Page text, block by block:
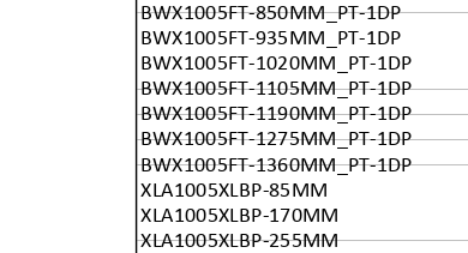
BWX1005FT-850MM_PT-1DP
BWX1005FT-935MM_PT-1DP
BWX1005FT-1020MM_PT-1DP
BWX1005FT-1105MM_PT-1DP
BWX1005FT-1190MM_PT-1DP
BWX1005FT-1275MM_PT-1DP
BWX1005FT-1360MM_PT-1DP
XLA1005XLBP-85MM
XLA1005XLBP-170MM
XLA1005XLBP-255MM